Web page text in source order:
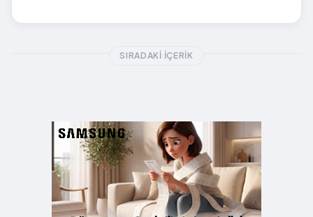
SIRADAKI İÇERIK